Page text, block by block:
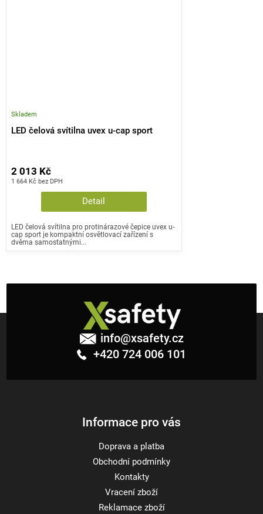
LED čelová svítilna uvex u-cap sport
Skladem
1 664 Kč bez DPH
2 013 Kč
Detail
LED čelová svítilna pro protinárazové čepice uvex u-
cap sport je kompaktní osvětlovací zařízení s
dvěma samostatnými...
info@xsafety.cz
+420 724 006 101
Informace pro vás
Doprava a platba
Obchodní podmínky
Kontakty
Vracení zboží
Reklamace zboží